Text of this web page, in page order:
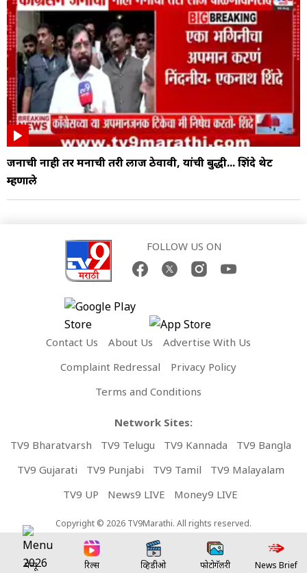
जनाची नाही तर मनाची तरी लाज ठेवावी, यांची बुद्धी... शिंदे थेट
म्हणाले
FOLLOW US ON
Contact Us About Us
Advertise With Us
Complaint Redressal
Privacy Policy
Terms and Conditions
Network Sites:
TV9 Bharatvarsh
TV9 Telugu TV9 Kannada
TV9 Bangla
TV9 Gujarati
TV9 Punjabi TV9 Tamil
TV9 Malayalam
TV9 UP
News9 LIVE Money9 LIVE
Copyright © 2026 TV9Marathi. All rights reserved.
मेन्यू रिल्स व्हिडीओ फोटोगॅलरी News Brief